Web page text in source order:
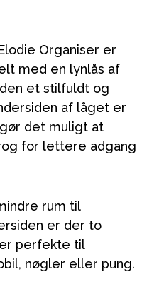
Organiser er
med en lynlås af
et stilfuldt og
af låget er
det muligt at
for lettere adgang
rum til
er der to
perfekte til
nøgler eller pung.